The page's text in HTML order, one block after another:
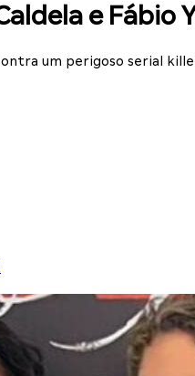
e
um perigoso serial